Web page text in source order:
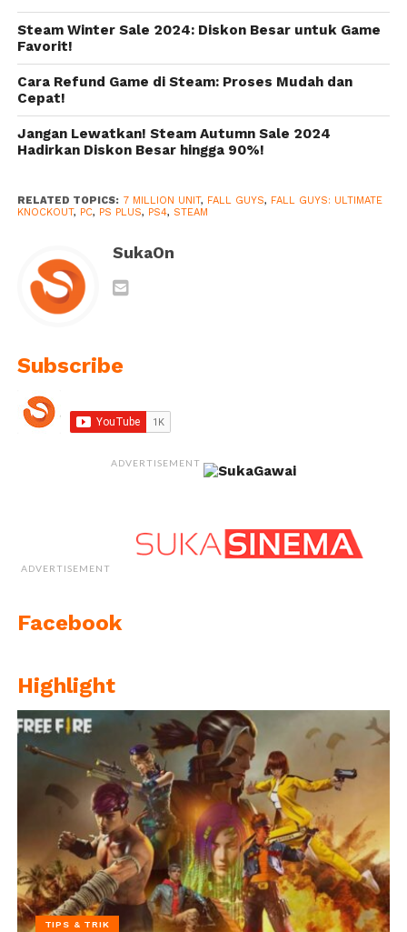
dan Konsol
Steam Winter Sale 2024: Diskon Besar untuk Game
Favorit!
Cara Refund Game di Steam: Proses Mudah dan
Cepat!
Jangan Lewatkan! Steam Autumn Sale 2024
Hadirkan Diskon Besar hingga 90%!
RELATED TOPICS: 7 MILLION UNIT, FALL GUYS, FALL GUYS: ULTIMATE
KNOCKOUT, PC, PS PLUS, PS4, STEAM
SukaOn
Subscribe
ADVERTISEMENT
ADVERTISEMENT
Facebook
Highlight
TIPS & TRIK